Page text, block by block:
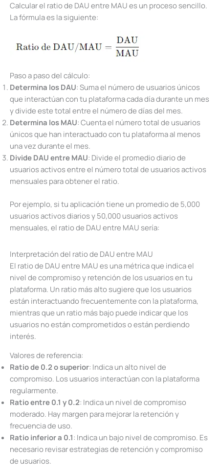
Calcular el ratio de DAU entre MAU es un proceso sencillo.
La fórmula es la siguiente:
Paso a paso del cálculo:
Determina los DAU: Suma el número de usuarios únicos
que interactúan con tu plataforma cada día durante un mes
y divide este total entre el número de días del mes.
Determina los MAU: Cuenta el número total de usuarios
únicos que han interactuado con tu plataforma al menos
una vez durante el mes.
Divide DAU entre MAU: Divide el promedio diario de
usuarios activos entre el número total de usuarios activos
mensuales para obtener el ratio.
Por ejemplo, si tu aplicación tiene un promedio de 5,000
usuarios activos diarios y 50,000 usuarios activos
mensuales, el ratio de DAU entre MAU sería:
Interpretación del ratio de DAU entre MAU
El ratio de DAU entre MAU es una métrica que indica el
nivel de compromiso y retención de los usuarios en tu
plataforma. Un ratio más alto sugiere que los usuarios
están interactuando frecuentemente con la plataforma,
mientras que un ratio más bajo puede indicar que los
usuarios no están comprometidos o están perdiendo
interés.
Valores de referencia:
Ratio de 0.2 o superior: Indica un alto nivel de
compromiso. Los usuarios interactúan con la plataforma
regularmente.
Ratio entre 0.1 y 0.2: Indica un nivel de compromiso
moderado. Hay margen para mejorar la retención y
frecuencia de uso.
Ratio inferior a 0.1: Indica un bajo nivel de compromiso. Es
necesario revisar estrategias de retención y compromiso
de usuarios.